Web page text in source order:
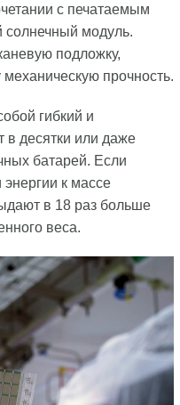
с печатаемым
солнечный модуль.
подложку,
прочность.
гибкий и
в десятки или даже
батарей. Если
к массе
в 18 раз больше
веса.